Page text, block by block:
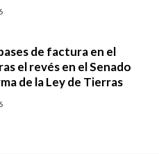
de factura en el
el revés en el Senado
de la Ley de Tierras